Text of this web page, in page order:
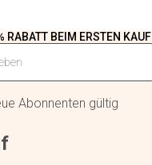
RABATT BEIM ERSTEN KAUF
Abonnenten gültig